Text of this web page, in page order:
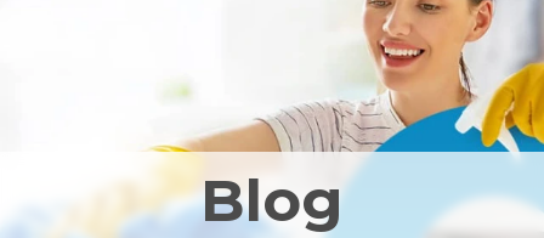
Blog